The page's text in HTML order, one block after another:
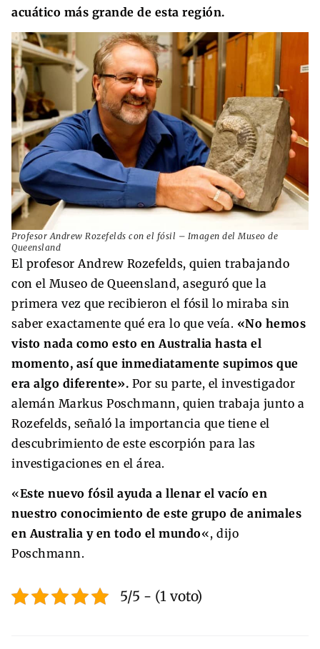
acuático más grande de esta región.
Profesor Andrew Rozefelds con el fósil – Imagen del Museo de
Queensland
El profesor Andrew Rozefelds, quien trabajando
con el Museo de Queensland, aseguró que la
primera vez que recibieron el fósil lo miraba sin
saber exactamente qué era lo que veía. «No hemos
visto nada como esto en Australia hasta el
momento, así que inmediatamente supimos que
era algo diferente». Por su parte, el investigador
alemán Markus Poschmann, quien trabaja junto a
Rozefelds, señaló la importancia que tiene el
descubrimiento de este escorpión para las
investigaciones en el área.
«Este nuevo fósil ayuda a llenar el vacío en
nuestro conocimiento de este grupo de animales
en Australia y en todo el mundo«, dijo
Poschmann.
5/5 - (1 voto)